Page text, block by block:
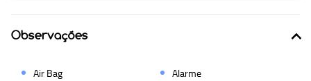
Observações
Air Bag
Alarme